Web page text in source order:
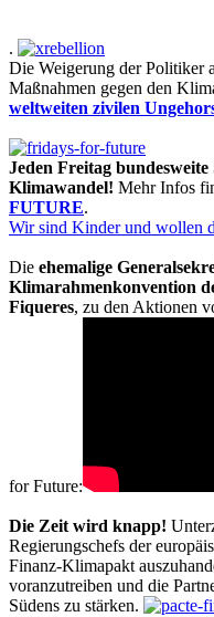
.
Die Weigerung der Politiker
Maßnahmen gegen den
weltweiten zivilen
Jeden Freitag bundesweite
Klimawandel! Mehr Infos
FUTURE.
Wir sind Kinder und wollen
Die ehemalige
Klimarahmenkonvention
Fiqueres, zu den Aktionen
for Future:
Die Zeit wird knapp!
Regierungschefs der
Finanz-Klimapakt
voranzutreiben und die
Südens zu stärken.